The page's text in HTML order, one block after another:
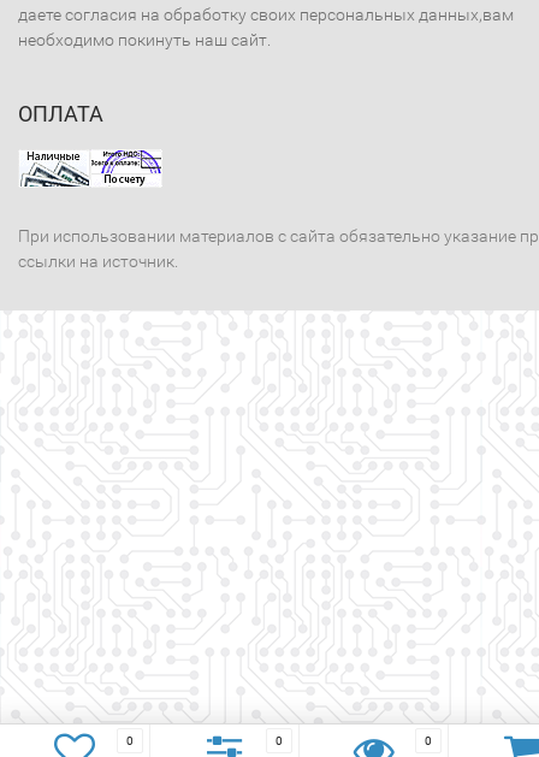
даете согласия на обработку своих персональных данных,вам
необходимо покинуть наш сайт.
ОПЛАТА
При использовании материалов с сайта обязательно указание
ссылки на источник.
0 0 0